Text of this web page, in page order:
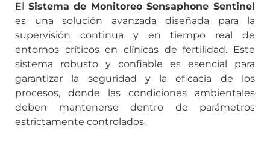
El Sistema de Monitoreo Sensaphone Sentinel
es una solución avanzada diseñada para la
supervisión continua y en tiempo real de
entornos críticos en clínicas de fertilidad. Este
sistema robusto y confiable es esencial para
garantizar la seguridad y la eficacia de los
procesos, donde las condiciones ambientales
deben mantenerse dentro de parámetros
estrictamente controlados.